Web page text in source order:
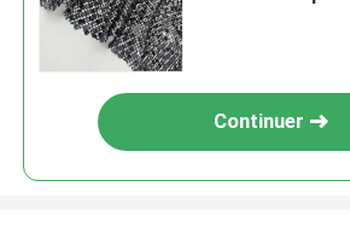
Continuer